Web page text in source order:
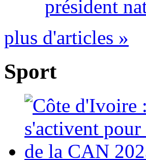
président
plus d'articles »
Sport